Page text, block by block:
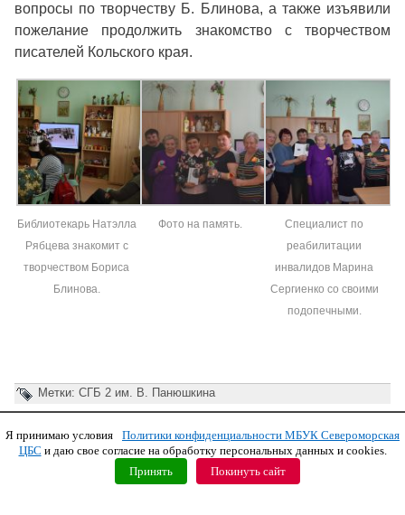
вопросы по творчеству Б. Блинова, а также изъявили
пожелание продолжить знакомство с творчеством
писателей Кольского края.
Библиотекарь Натэлла
Рябцева знакомит с
творчеством Бориса
Блинова.
Фото на память.
Специалист по
реабилитации
инвалидов Марина
Сергиенко со своими
подопечными.
Метки: СГБ 2 им. В. Панюшкина
Copyright © 2011 МБУК СЦБС
Я принимаю условия
Политики конфиденциальности МБУК Североморская
ЦБС и даю свое согласие на обработку персональных данных и cookies.
Принять
Покинуть сайт